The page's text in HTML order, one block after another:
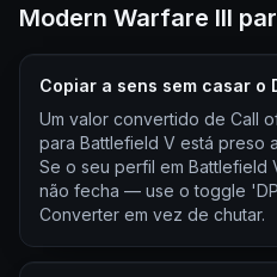
Modern Warfare III
Copiar a sens sem casar o
Um valor convertido de Call
para Battlefield V está preso
Se o seu perfil em Battlefield
não fecha — use o toggle
Converter em vez de chutar.